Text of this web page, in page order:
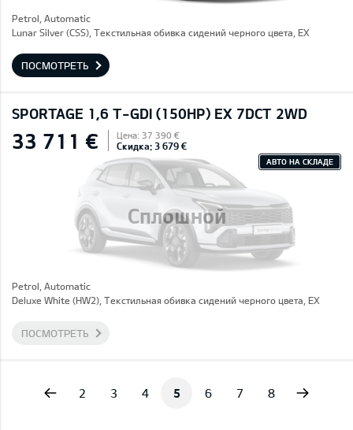
Petrol, Automatic
Lunar Silver (CSS), Текстильная обивка сидений черного цвета, EX
ПОСМОТРЕТЬ
SPORTAGE 1,6 T-GDI (150HP) EX 7DCT 2WD
Сплошной
33 711 € Цена: 37 390 €
Скидка: 3 679 €
АВТО НА СКЛАДЕ
Petrol, Automatic
Deluxe White (HW2), Текстильная обивка сидений черного цвета, EX
ПОСМОТРЕТЬ
2 3 4 5 6 7 8